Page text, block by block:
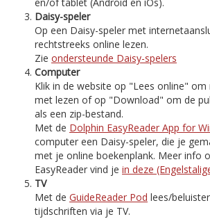
Daisy-speler
Op een Daisy-speler met
rechtstreeks online lezen.
Zie ondersteunde Daisy-spelers
Computer
Klik in de website op "Lees online"
met lezen of op "Download" om de
als een zip-bestand.
Met de Dolphin EasyReader App for
computer een Daisy-speler, die je
met je online boekenplank. Meer info
EasyReader vind je in deze
TV
Met de GuideReader Pod lees/
tijdschriften via je TV.